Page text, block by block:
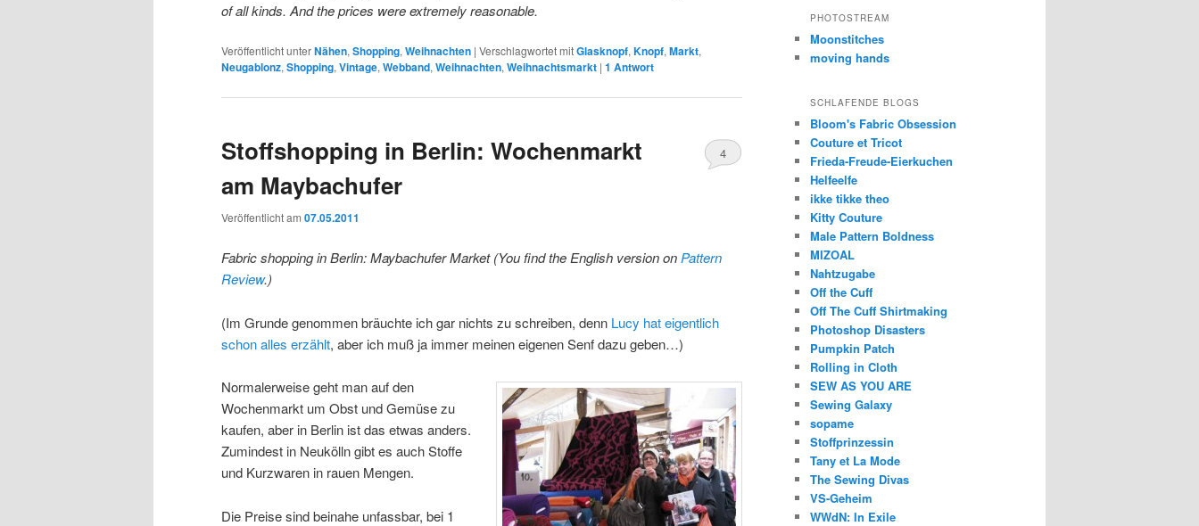
of all kinds. And the prices were extremely reasonable.
Veröffentlicht unterNähen,Shopping,Weihnachten | Verschlagwortet mitGlasknopf,Knopf,Markt,
Neugablonz,Shopping,Vintage,Webband,Weihnachten,Weihnachtsmarkt | 1 Antwort
Stoffshopping in Berlin: Wochenmarkt
am Maybachufer
Veröffentlicht am 07.05.2011
4
Fabric shopping in Berlin: Maybachufer Market (You find the English version onPattern
Review.)
(Im Grunde genommen bräuchte ich gar nichts zu schreiben, denn Lucy hat eigentlich
schon alles erzählt, aber ich muß ja immer meinen eigenen Senf dazu geben…)
Normalerweise geht man auf den
Wochenmarkt um Obst und Gemüse zu
kaufen, aber in Berlin ist das etwas anders.
Zumindest in Neukölln gibt es auch Stoffe
und Kurzwaren in rauen Mengen.
Die Preise sind beinahe unfassbar, bei 1
PHOTOSTREAM
Moonstitches
moving hands
SCHLAFENDE BLOGS
Bloom's Fabric Obsession
Couture et Tricot
Frieda-Freude-Eierkuchen
Helfeelfe
ikke tikke theo
Kitty Couture
Male Pattern Boldness
MIZOAL
Nahtzugabe
Off the Cuff
Off The Cuff Shirtmaking
Photoshop Disasters
Pumpkin Patch
Rolling in Cloth
SEW AS YOU ARE
Sewing Galaxy
sopame
Stoffprinzessin
Tany et La Mode
The Sewing Divas
VS-Geheim
WWdN: In Exile